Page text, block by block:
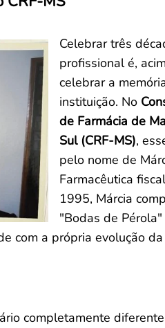
Celebrar três
profissional é,
celebrar a
instituição. No
de Farmácia de
Sul (CRF-MS),
pelo nome de
Farmacêutica
1995, Márcia
"Bodas de
com a própria evolução
completamente